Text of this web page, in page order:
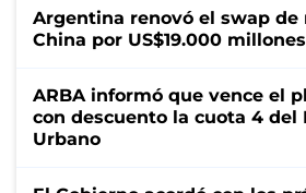
Argentina renovó el swap de
China por US$19.000 millones
ARBA informó que vence el
con descuento la cuota 4 del
Urbano